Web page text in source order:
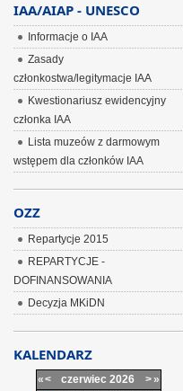
IAA/AIAP - UNESCO
Informacje o IAA
Zasady
członkostwa/legitymacje IAA
Kwestionariusz ewidencyjny
członka IAA
Lista muzeów z darmowym
wstępem dla członków IAA
OZZ
Repartycje 2015
REPARTYCJE -
DOFINANSOWANIA
Decyzja MKiDN
KALENDARZ
«< czerwiec 2026 >»